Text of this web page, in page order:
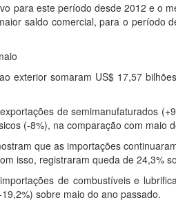
para este período desde 2012 e o
saldo comercial, para o período
exterior somaram US$ 17,57
de semimanufaturados
(-8%), na comparação com maio
que as importações
isso, registraram queda de 24,3%
de combustíveis e
sobre maio do ano passado.